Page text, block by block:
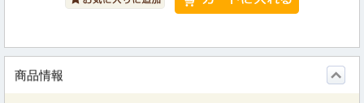
商品情報